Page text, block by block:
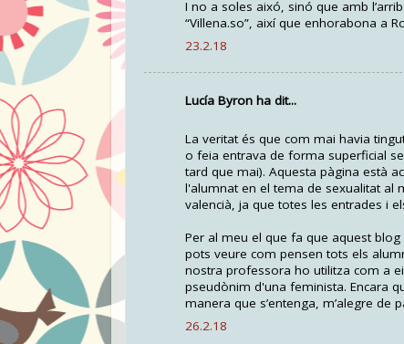
I no a soles aixó, sinó que amb
“Villena.so”, així que enhorabona a
23.2.18
Lucía Byron ha dit...
La veritat és que com mai havia
o feia entrava de forma superficial
tard que mai). Aquesta pàgina està
l'alumnat en el tema de sexualitat al
valencià, ja que totes les entrades i
Per al meu el que fa que aquest
pots veure com pensen tots els
nostra professora ho utilitza com a
pseudònim d'una feminista. Encara
manera que s’entenga, m’alegre de
26.2.18